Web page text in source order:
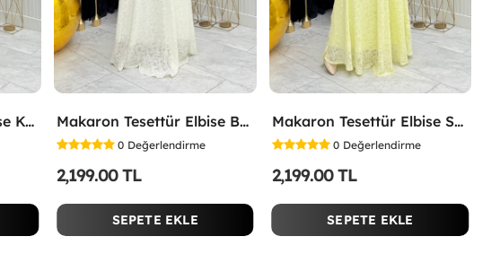
Makaron Tesettür Elbise Kahverengi Kahverengi Makaron Tesettür Elbise Beyaz Beyaz
0 Değerlendirme
2,199.00 TL
SEPETE EKLE
Makaron Tesettür Elbise Sarı Sarı
0 Değerlendirme
2,199.00 TL
SEPETE EKLE